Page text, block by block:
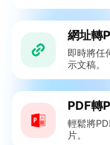
網址轉
即時將任
示文稿。
PDF轉
輕鬆將
片。